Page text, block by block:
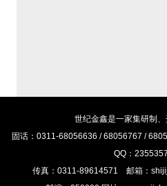
世纪金鑫是一家集研制
固话：0311-68056636 / 68056767 /
QQ：
传真：0311-89614571 邮箱：